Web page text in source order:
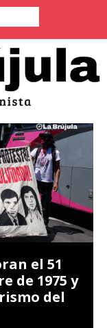
el 51
de 1975 y
del